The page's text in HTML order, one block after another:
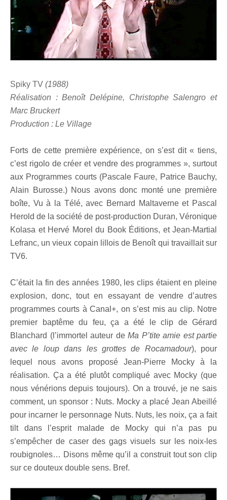
Spiky TV (1988)
Réalisation : Benoît Delépine, Christophe Salengro et
Marc Bruckert
Production : Le Village
Forts de cette première expérience, on s’est dit « tiens,
c’est rigolo de créer et vendre des programmes », surtout
aux Programmes courts (Pascale Faure, Patrice Bauchy,
Alain Burosse.) Nous avons donc monté une première
boîte, Vu à la Télé, avec Bernard Maltaverne et Pascal
Herold de la société de post-production Duran, Véronique
Kolasa et Hervé Morel du Book Éditions, et Jean-Martial
Lefranc, un vieux copain lillois de Benoît qui travaillait sur
TV6.
C’était la fin des années 1980, les clips étaient en pleine
explosion, donc, tout en essayant de vendre d’autres
programmes courts à Canal+, on s’est mis au clip. Notre
premier baptême du feu, ça a été le clip de Gérard
Blanchard (l’immortel auteur de Ma P’tite amie est partie
avec le loup dans les grottes de Rocamadour), pour
lequel nous avons proposé Jean-Pierre Mocky à la
réalisation. Ça a été plutôt compliqué avec Mocky (que
nous vénérions depuis toujours). On a trouvé, je ne sais
comment, un sponsor : Nuts. Mocky a placé Jean Abeillé
pour incarner le personnage Nuts. Nuts, les noix, ça a fait
tilt dans l’esprit malade de Mocky qui n’a pas pu
s’empêcher de caser des gags visuels sur les noix-les
roubignoles… Disons même qu’il a construit tout son clip
sur ce douteux double sens. Bref.